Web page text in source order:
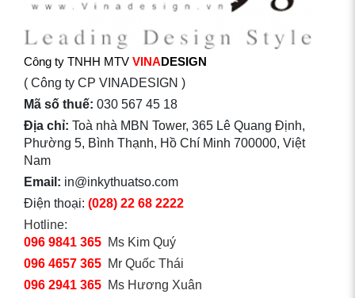
Công ty TNHH MTV VINADESIGN
( Công ty CP VINADESIGN )
Mã số thuế: 030 567 45 18
Địa chỉ: Toà nhà MBN Tower, 365 Lê Quang Định,
Phường 5, Bình Thạnh, Hồ Chí Minh 700000, Việt
Nam
Email: in@inkythuatso.com
Điện thoại: (028) 22 68 2222
Hotline:
096 9841 365 Ms Kim Quý
096 4657 365 Mr Quốc Thái
096 2941 365 Ms Hương Xuân